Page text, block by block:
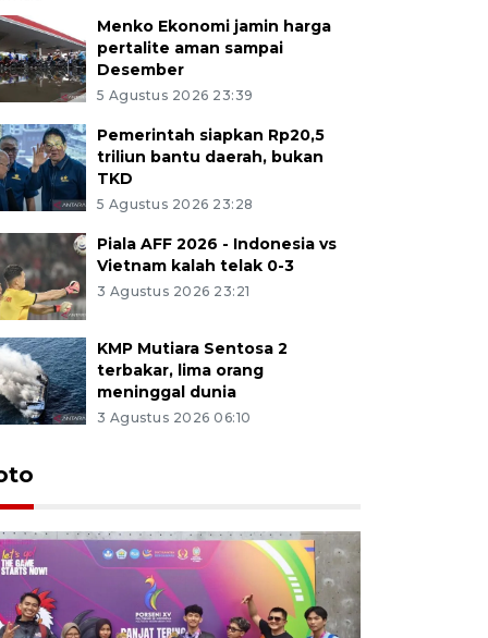
Menko Ekonomi jamin harga
pertalite aman sampai
Desember
5 Agustus 2026 23:39
Pemerintah siapkan Rp20,5
triliun bantu daerah, bukan
TKD
5 Agustus 2026 23:28
Piala AFF 2026 - Indonesia vs
Vietnam kalah telak 0-3
3 Agustus 2026 23:21
KMP Mutiara Sentosa 2
terbakar, lima orang
meninggal dunia
3 Agustus 2026 06:10